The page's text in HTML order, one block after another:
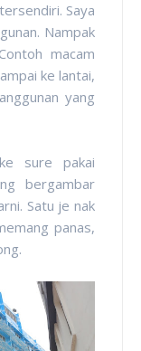
Saya
Nampak
macam
ke lantai,
yang
sure pakai
bergambar
Satu je nak
panas,